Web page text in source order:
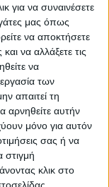
για να συναινέσετε
μας όπως
να αποκτήσετε
να αλλάξετε τις
να
των
απαιτεί τη
αρνηθείτε αυτήν
μόνο για αυτόν
σας ή να
κλικ στο
έρευνα που
ενός
αφού
εκδηλωθεί
στον ορεινό
όγκο της
και Όθρυ.
πιο
και τον
Ιανού, τα